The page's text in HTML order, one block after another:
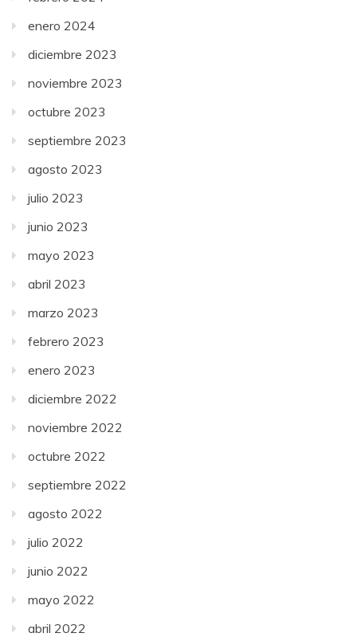
enero 2024
diciembre 2023
noviembre 2023
octubre 2023
septiembre 2023
agosto 2023
julio 2023
junio 2023
mayo 2023
abril 2023
marzo 2023
febrero 2023
enero 2023
diciembre 2022
noviembre 2022
octubre 2022
septiembre 2022
agosto 2022
julio 2022
junio 2022
mayo 2022
abril 2022